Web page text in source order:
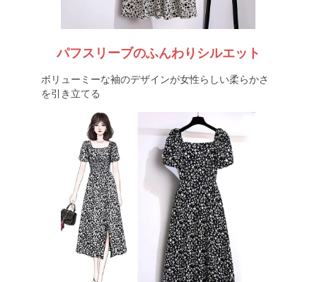
パフスリーブのふんわりシルエット
ボリューミーな袖のデザインが女性らしい柔らかさ
を引き立てる